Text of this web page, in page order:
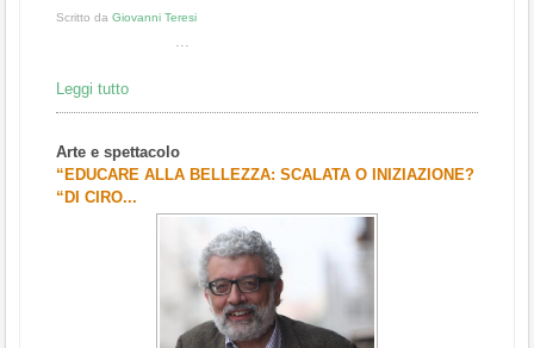
Scritto da Giovanni Teresi
...
Leggi tutto
Arte e spettacolo
“EDUCARE ALLA BELLEZZA: SCALATA O INIZIAZIONE?
“DI CIRO...